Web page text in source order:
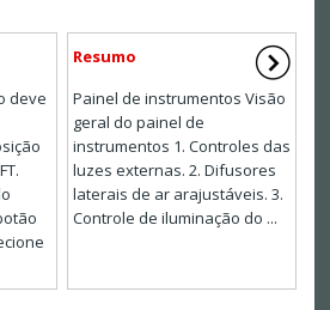
deve
Resumo
Painel de instrumentos Visão
geral do painel de
instrumentos 1. Controles das
luzes externas. 2. Difusores
laterais de ar arajustáveis. 3.
Controle de iluminação do ...